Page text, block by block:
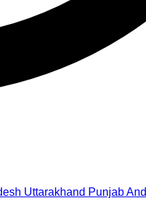
Uttarakhand Punjab